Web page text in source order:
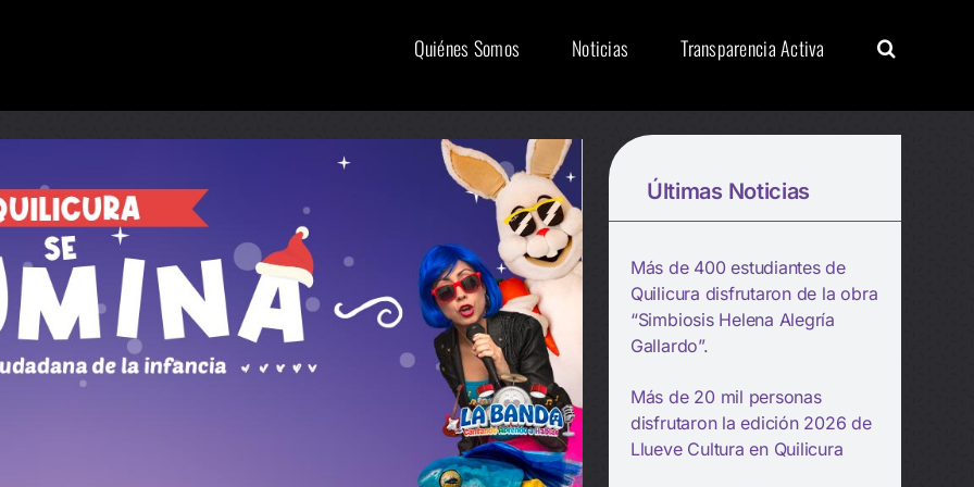
Quiénes Somos Noticias Transparencia Activa
Últimas Noticias
Más de 400 estudiantes de
Quilicura disfrutaron de la obra
“Simbiosis Helena Alegría
Gallardo”.
Más de 20 mil personas
disfrutaron la edición 2026 de
Llueve Cultura en Quilicura